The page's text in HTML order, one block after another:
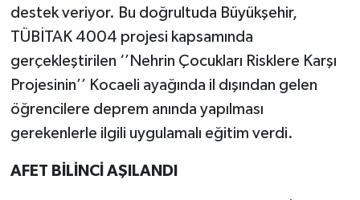
destek veriyor. Bu doğrultuda Büyükşehir,
TÜBİTAK 4004 projesi kapsamında
gerçekleştirilen ‘’Nehrin Çocukları Risklere Karşı
Projesinin’’ Kocaeli ayağında il dışından gelen
öğrencilere deprem anında yapılması
gerekenlerle ilgili uygulamalı eğitim verdi.
AFET BİLİNCİ AŞILANDI